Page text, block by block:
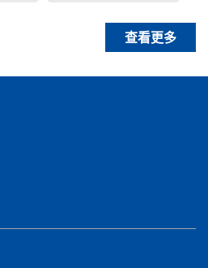
查看更多